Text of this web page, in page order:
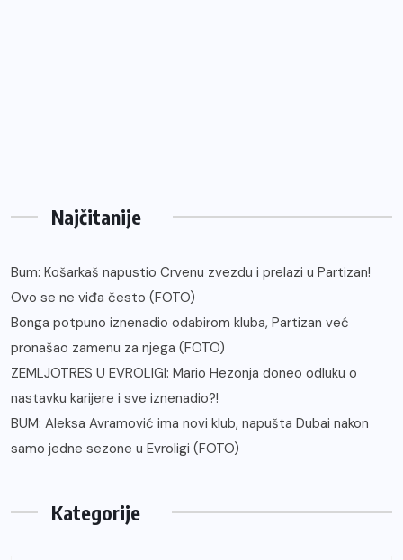
Najčitanije
Bum: Košarkaš napustio Crvenu zvezdu i prelazi u Partizan!
Ovo se ne viđa često (FOTO)
Bonga potpuno iznenadio odabirom kluba, Partizan već
pronašao zamenu za njega (FOTO)
ZEMLJOTRES U EVROLIGI: Mario Hezonja doneo odluku o
nastavku karijere i sve iznenadio?!
BUM: Aleksa Avramović ima novi klub, napušta Dubai nakon
samo jedne sezone u Evroligi (FOTO)
Kategorije